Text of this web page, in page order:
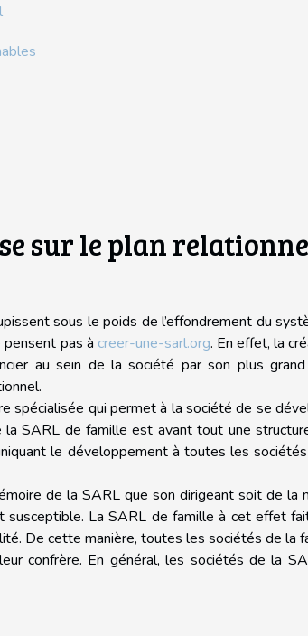
sur le plan
sous le poids de l’effondrement du
pas à creer-une-sarl.org. En effet, la
au sein de la société par son plus
spécialisée qui permet à la société de se
SARL de famille est avant tout une
le développement à toutes les
de la SARL que son dirigeant soit de la
susceptible. La SARL de famille à cet effet
De cette manière, toutes les sociétés de la
confrère. En général, les sociétés de la